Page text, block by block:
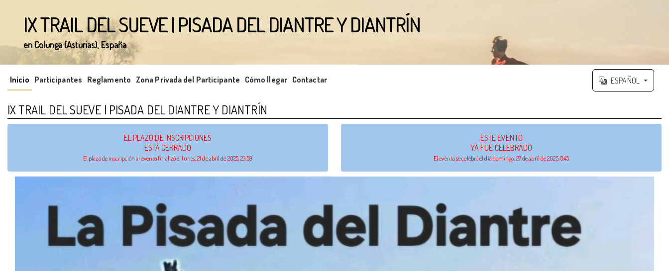
IX TRAIL DEL SUEVE | PISADA DEL DIANTRE Y DIANTRÍN
en Colunga (Asturias), España
Inicio Participantes Reglamento Zona Privada del Participante Cómo llegar Contactar ESPAÑOL
IX TRAIL DEL SUEVE | PISADA DEL DIANTRE Y DIANTRÍN
EL PLAZO DE INSCRIPCIONES
ESTÁ CERRADO
El plazo de inscripción al evento finalizó el lunes, 21 de abril de 2025, 23:59
ESTE EVENTO
YA FUE CELEBRADO
El evento se celebró el día domingo, 27 de abril de 2025, 8:45